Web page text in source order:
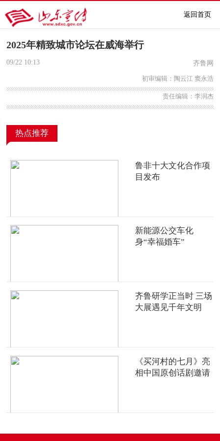
返回首页
2025年精致城市论坛在威海举行
09/22 10:13 齐鲁网
初审编辑：陶云江 窦永浩
责任编辑：李润杰
热点推荐
鲁非十大文化合作项
目发布
新能源公交车化
身“幸福婚车”
齐鲁研学正当时 三场
大展遇见千年文明
《买河村的七月》亮
相中国原创话剧邀请